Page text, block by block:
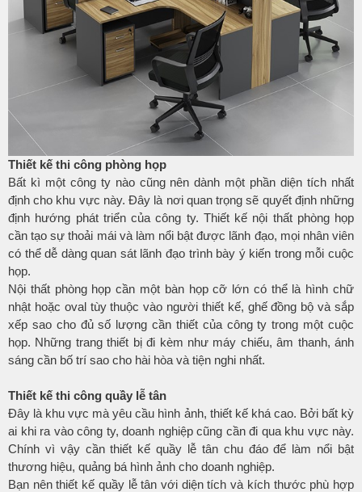
Thiết kế thi công phòng họp
Bất kì một công ty nào cũng nên dành một phần diện tích nhất
định cho khu vực này. Đây là nơi quan trọng sẽ quyết định những
định hướng phát triển của công ty. Thiết kế nội thất phòng họp
cần tạo sự thoải mái và làm nổi bật được lãnh đạo, mọi nhân viên
có thể dễ dàng quan sát lãnh đạo trình bày ý kiến trong mỗi cuộc
họp.
Nội thất phòng họp cần một bàn họp cỡ lớn có thể là hình chữ
nhật hoặc oval tùy thuộc vào người thiết kế, ghế đồng bộ và sắp
xếp sao cho đủ số lượng cần thiết của công ty trong một cuộc
họp. Những trang thiết bị đi kèm như máy chiếu, âm thanh, ánh
sáng cần bố trí sao cho hài hòa và tiện nghi nhất.
Thiết kế thi công quầy lễ tân
Đây là khu vực mà yêu cầu hình ảnh, thiết kế khá cao. Bởi bất kỳ
ai khi ra vào công ty, doanh nghiệp cũng cần đi qua khu vực này.
Chính vì vậy cần thiết kế quầy lễ tân chu đáo để làm nổi bật
thương hiệu, quảng bá hình ảnh cho doanh nghiệp.
Bạn nên thiết kế quầy lễ tân với diện tích và kích thước phù hợp